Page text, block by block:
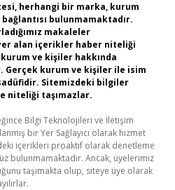
herhangi bir marka, kurum
bulunmamaktadır.
makaleler
alan içerikler haber niteliği
ve kişiler hakkında
Gerçek kurum ve kişiler ile isim
Sitemizdeki bilgiler
niteliği taşımazlar.
Bilgi Teknolojileri ve İletişim
bir Yer Sağlayıcı olarak hizmet
içerikleri proaktif olarak denetleme
bulunmamaktadır. Ancak, üyelerimiz
taşımakta olup, siteye üye olarak